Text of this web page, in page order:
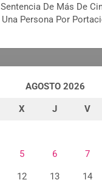
De Más De
Persona Por
AGOSTO 2026
X J V
5 6 7
12 13 14